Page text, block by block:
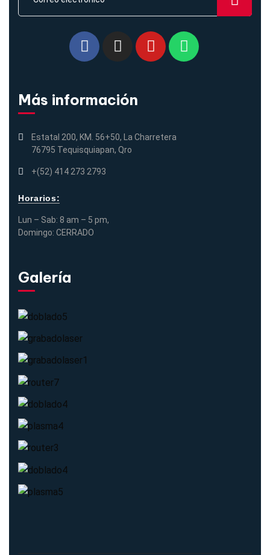
Más información
Estatal 200, KM. 56+50, La Charretera
76795 Tequisquiapan, Qro
+(52) 414 273 2793
Horarios:
Lun – Sab: 8 am – 5 pm,
Domingo: CERRADO
Galería